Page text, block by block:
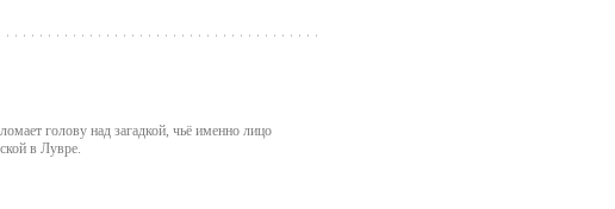
голову над загадкой, чьё именно лицо
в Лувре.